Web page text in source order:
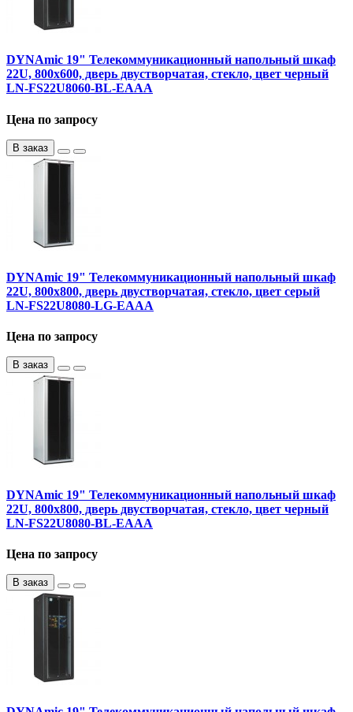
DYNAmic 19" Телекоммуникационный напольный шкаф
22U, 800х600, дверь двустворчатая, стекло, цвет черный
LN-FS22U8060-BL-EAAA
Цена по запросу
В заказ
DYNAmic 19" Телекоммуникационный напольный шкаф
22U, 800х800, дверь двустворчатая, стекло, цвет серый
LN-FS22U8080-LG-EAAA
Цена по запросу
В заказ
DYNAmic 19" Телекоммуникационный напольный шкаф
22U, 800х800, дверь двустворчатая, стекло, цвет черный
LN-FS22U8080-BL-EAAA
Цена по запросу
В заказ